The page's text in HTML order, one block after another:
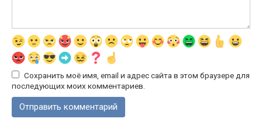
Сохранить моё имя, email и адрес сайта в этом браузере для
последующих моих комментариев.